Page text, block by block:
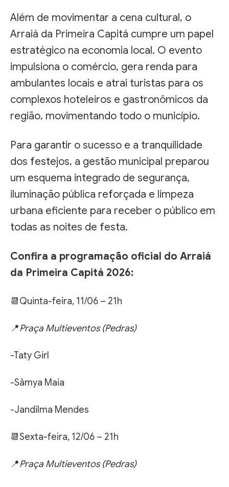
Além de movimentar a cena cultural, o
Arraiá da Primeira Capitá cumpre um papel
estratégico na economia local. O evento
impulsiona o comércio, gera renda para
ambulantes locais e atrai turistas para os
complexos hoteleiros e gastronômicos da
região, movimentando todo o município.
Para garantir o sucesso e a tranquilidade
dos festejos, a gestão municipal preparou
um esquema integrado de segurança,
iluminação pública reforçada e limpeza
urbana eficiente para receber o público em
todas as noites de festa.
Confira a programação oficial do Arraiá
da Primeira Capitá 2026:
📆Quinta-feira, 11/06 – 21h
📍Praça Multieventos (Pedras)
-Taty Girl
-Sâmya Maia
-Jandilma Mendes
📆Sexta-feira, 12/06 – 21h
📍Praça Multieventos (Pedras)